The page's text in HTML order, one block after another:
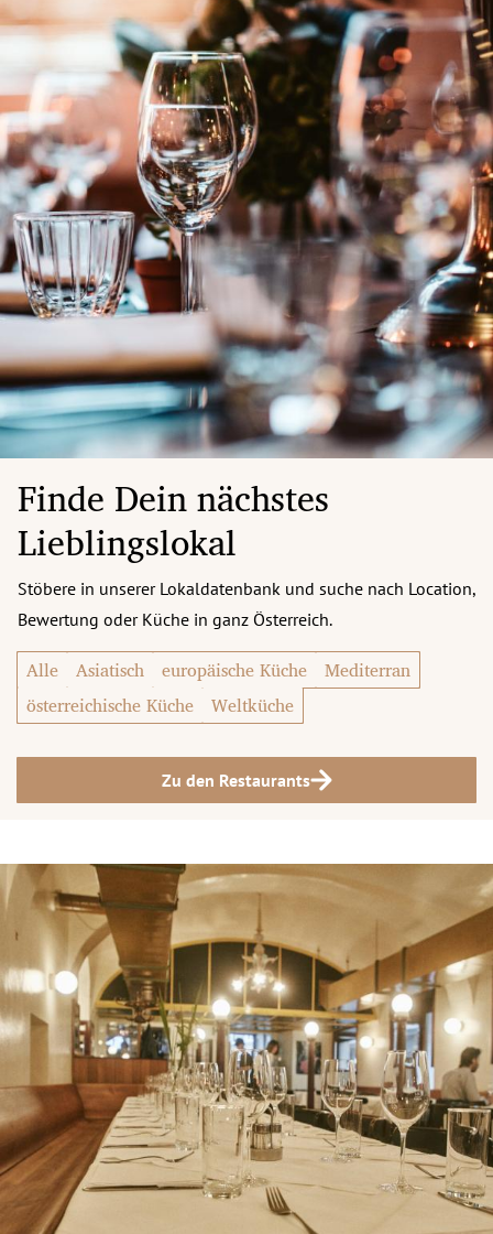
Finde Dein nächstes
Lieblingslokal
Stöbere in unserer Lokaldatenbank und suche nach Location,
Bewertung oder Küche in ganz Österreich.
Alle Asiatisch europäische Küche
Mediterran
österreichische Küche
Weltküche
Zu den Restaurants